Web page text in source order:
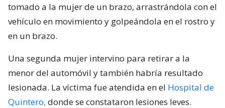
tomado a la mujer de un brazo, arrastrándola con el
vehículo en movimiento y golpeándola en el rostro y
en un brazo.
Una segunda mujer intervino para retirar a la
menor del automóvil y también habría resultado
lesionada. La víctima fue atendida en el Hospital de
Quintero, donde se constataron lesiones leves.